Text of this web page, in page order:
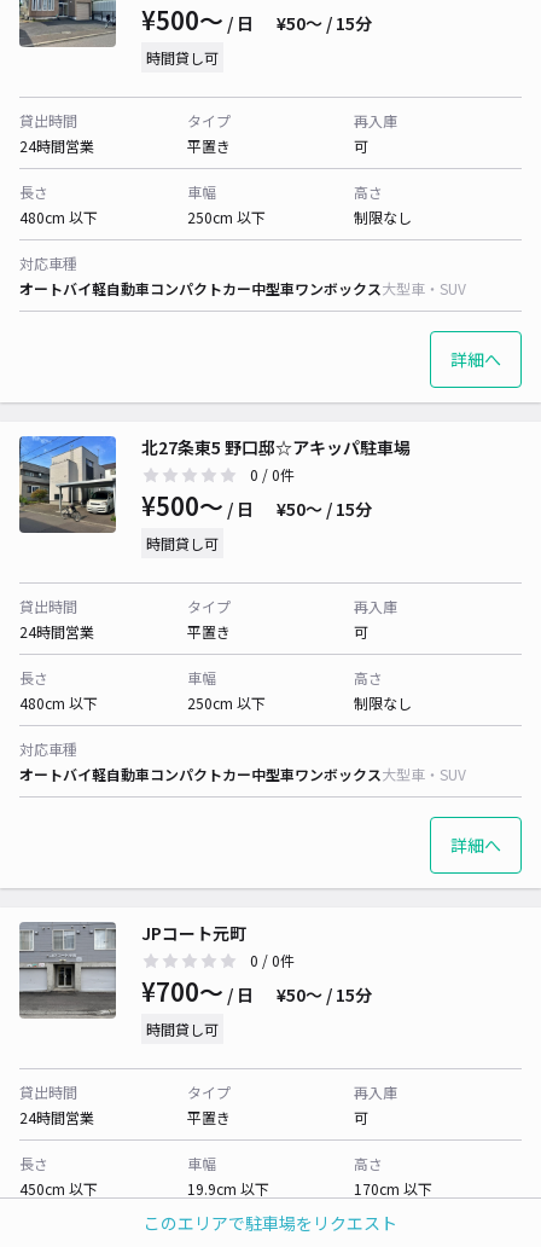
このエリアで駐車場をリクエスト
¥500〜 / 日 ¥50〜 / 15分
時間貸し可
貸出時間
24時間営業
タイプ
平置き
再入庫
可
長さ
480cm 以下
車幅
250cm 以下
高さ
制限なし
対応車種
オートバイ軽自動車コンパクトカー中型車ワンボックス大型車・SUV
詳細へ
北27条東5 野口邸☆アキッパ駐車場
0 / 0件
¥500〜 / 日 ¥50〜 / 15分
時間貸し可
貸出時間
24時間営業
タイプ
平置き
再入庫
可
長さ
480cm 以下
車幅
250cm 以下
高さ
制限なし
対応車種
オートバイ軽自動車コンパクトカー中型車ワンボックス大型車・SUV
詳細へ
JPコート元町
0 / 0件
¥700〜 / 日 ¥50〜 / 15分
時間貸し可
貸出時間
24時間営業
タイプ
平置き
再入庫
可
長さ
450cm 以下
車幅
19.9cm 以下
高さ
170cm 以下